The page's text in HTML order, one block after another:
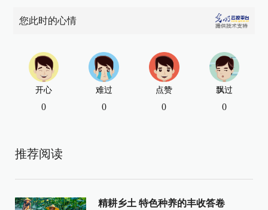
您此时的心情
开心
0
难过
0
点赞
0
飘过
0
推荐阅读
精耕乡土 特色种养的丰收答卷